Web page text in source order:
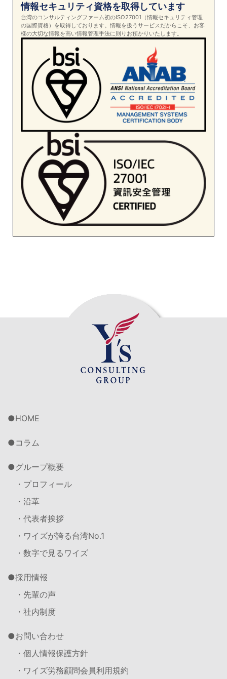
情報セキュリティ資格を取得しています
台湾のコンサルティングファーム初のISO27001（情報セキュリティ管理
の国際資格）を取得しております。情報を扱うサービスだからこそ、お客
様の大切な情報を高い情報管理手法に則りお預かりいたします。
HOME
コラム
グループ概要
・プロフィール
・沿革
・代表者挨拶
・ワイズが誇る台湾No.1
・数字で見るワイズ
採用情報
・先輩の声
・社内制度
お問い合わせ
・個人情報保護方針
・ワイズ労務顧問会員利用規約